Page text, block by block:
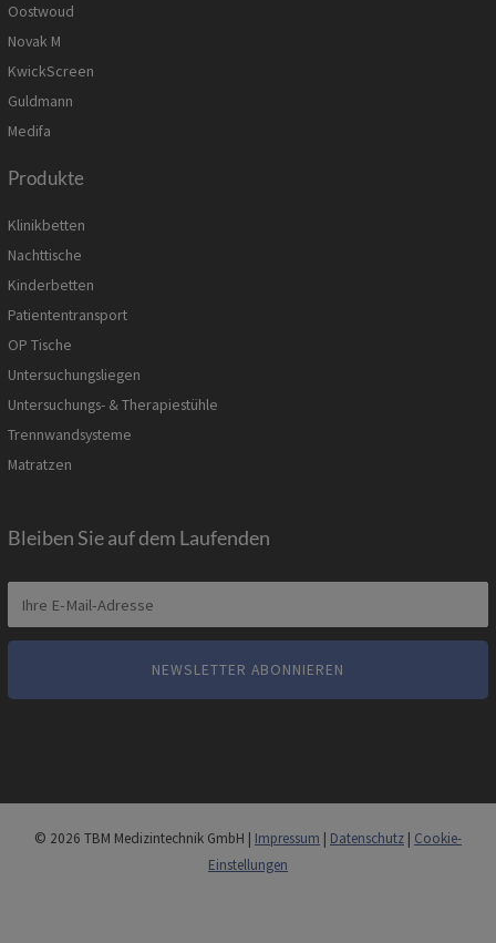
Oostwoud
Novak M
KwickScreen
Guldmann
Medifa
Produkte
Klinikbetten
Nachttische
Kinderbetten
Patiententransport
OP Tische
Untersuchungsliegen
Untersuchungs- & Therapiestühle
Trennwandsysteme
Matratzen
Bleiben Sie auf dem Laufenden
© 2026 TBM Medizintechnik GmbH | Impressum | Datenschutz | Cookie-
Einstellungen